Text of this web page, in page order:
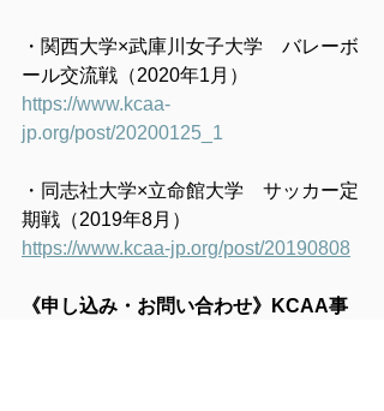
・関西大学×武庫川女子大学　バレーボ
ール交流戦（2020年1月）
https://www.kcaa-
jp.org/post/20200125_1
・同志社大学×立命館大学　サッカー定
期戦（2019年8月）
https://www.kcaa-jp.org/post/20190808
《申し込み・お問い合わせ》KCAA事